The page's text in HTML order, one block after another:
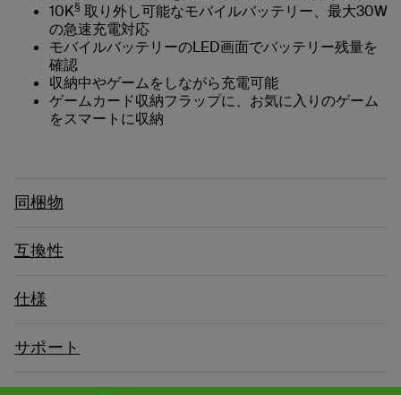
10K§ 取り外し可能なモバイルバッテリー、最大30W
の急速充電対応
モバイルバッテリーのLED画面でバッテリー残量を
確認
収納中やゲームをしながら充電可能
ゲームカード収納フラップに、お気に入りのゲーム
をスマートに収納
同梱物
互換性
仕様
サポート